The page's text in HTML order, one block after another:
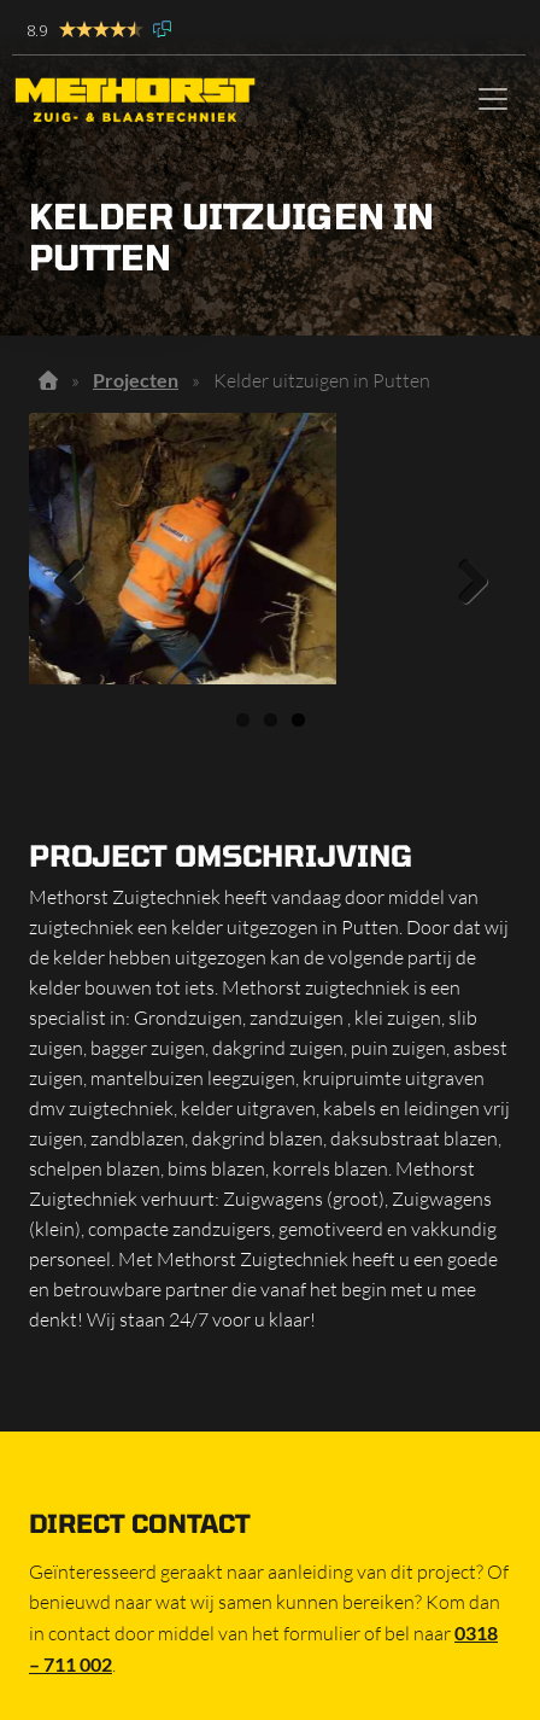
8.9
KELDER UITZUIGEN IN
PUTTEN
» Projecten » Kelder uitzuigen in Putten
Previous
PROJECT OMSCHRIJVING
Methorst Zuigtechniek heeft vandaag door middel van
zuigtechniek een kelder uitgezogen in Putten. Door dat wij
de kelder hebben uitgezogen kan de volgende partij de
kelder bouwen tot iets. Methorst zuigtechniek is een
specialist in: Grondzuigen, zandzuigen , klei zuigen, slib
zuigen, bagger zuigen, dakgrind zuigen, puin zuigen, asbest
zuigen, mantelbuizen leegzuigen, kruipruimte uitgraven
dmv zuigtechniek, kelder uitgraven, kabels en leidingen vrij
zuigen, zandblazen, dakgrind blazen, daksubstraat blazen,
schelpen blazen, bims blazen, korrels blazen. Methorst
Zuigtechniek verhuurt: Zuigwagens (groot), Zuigwagens
(klein), compacte zandzuigers, gemotiveerd en vakkundig
personeel. Met Methorst Zuigtechniek heeft u een goede
en betrouwbare partner die vanaf het begin met u mee
denkt! Wij staan 24/7 voor u klaar!
DIRECT CONTACT
Geïnteresseerd geraakt naar aanleiding van dit project? Of
benieuwd naar wat wij samen kunnen bereiken? Kom dan
in contact door middel van het formulier of bel naar0318
– 711 002